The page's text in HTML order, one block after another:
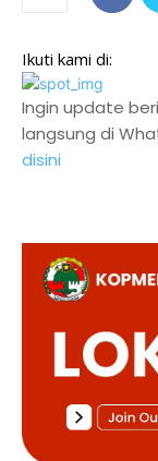
Ikuti kami di:
Ingin update
langsung di
disini